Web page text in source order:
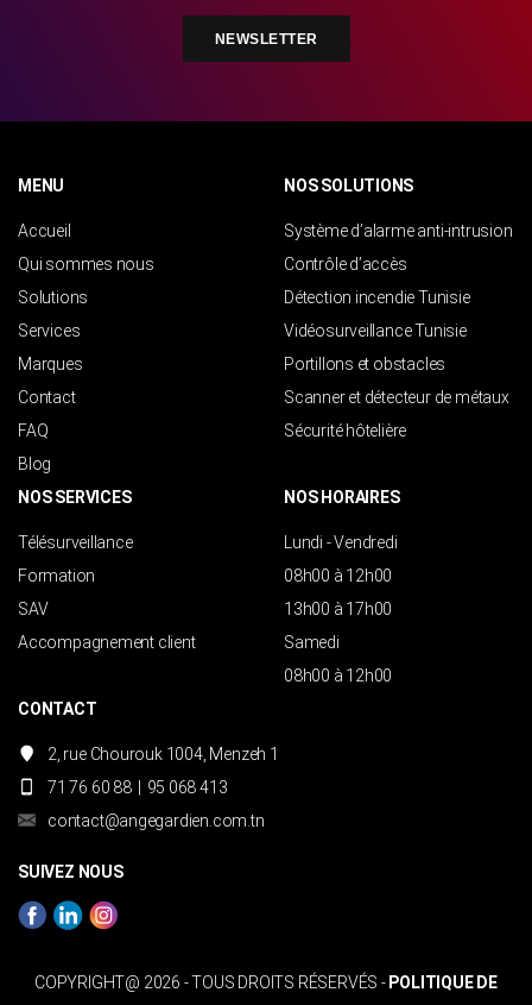
NEWSLETTER
MENU
Accueil
Qui sommes nous
Solutions
Services
Marques
Contact
FAQ
Blog
NOS SOLUTIONS
Système d’alarme anti-intrusion
Contrôle d’accès
Détection incendie Tunisie
Vidéosurveillance Tunisie
Portillons et obstacles
Scanner et détecteur de métaux
Sécurité hôtelière
NOS SERVICES
Télésurveillance
Formation
SAV
Accompagnement client
NOS HORAIRES
Lundi - Vendredi
08h00 à 12h00
13h00 à 17h00
Samedi
08h00 à 12h00
CONTACT
2, rue Chourouk 1004, Menzeh 1
71 76 60 88
95 068 413
contact@angegardien.com.tn
SUIVEZ NOUS
COPYRIGHT@ 2026 - TOUS DROITS RÉSERVÉS - POLITIQUE DE